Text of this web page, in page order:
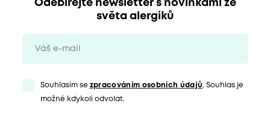
Odebírejte newsletter s novinkami ze
světa alergiků
Souhlasím se zpracováním osobních údajů. Souhlas je
možné kdykoli odvolat.